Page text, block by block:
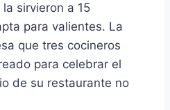
sirvieron a 15
para valientes. La
que tres cocineros
para celebrar el
de su restaurante no